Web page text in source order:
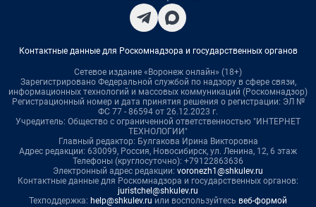
Контактные данные для Роскомнадзора и государственных органов
Сетевое издание «Воронеж онлайн» (18+)
Зарегистрировано Федеральной службой по надзору в сфере связи,
информационных технологий и массовых коммуникаций (Роскомнадзор)
Регистрационный номер и дата принятия решения о регистрации: ЭЛ №
ФС 77 - 86594 от 26.12.2023 г.
Учредитель: Общество с ограниченной ответственностью "ИНТЕРНЕТ
ТЕХНОЛОГИИ"
Главный редактор: Булгакова Ирина Викторовна
Адрес редакции: 630099, Россия, Новосибирск, ул. Ленина, 12, 6 этаж
Телефоны (круглосуточно): +79122863636
Электронный адрес редакции: voronezh1@shkulev.ru
Контактные данные для Роскомнадзора и государственных органов:
juristchel@shkulev.ru
Техподдержка: help@shkulev.ru или воспользуйтесь веб-формой